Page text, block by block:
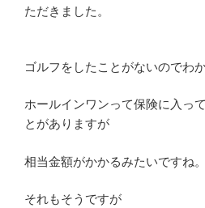
ただきました。
ゴルフをしたことがないのでわ
ホールインワンって保険に入っ
とがありますが
相当金額がかかるみたいですね。
それもそうですが